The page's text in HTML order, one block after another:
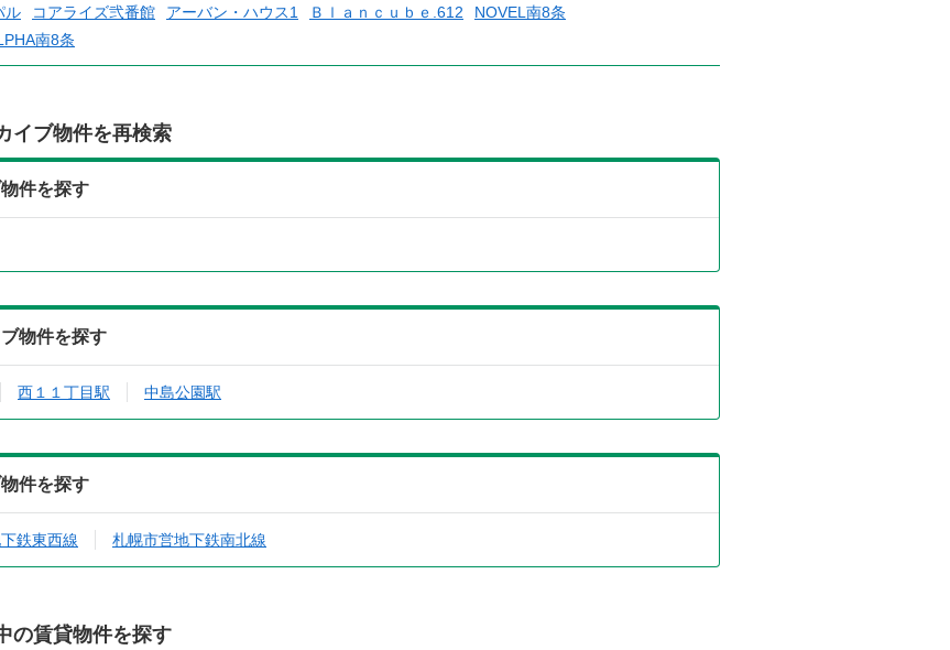
ル コアライズ弐番館 アーバン・ハウス1 Ｂｌａｎｃｕｂｅ.612
NOVEL南8条
南8条
イブ物件を再検索
件を探す
物件を探す
西１１丁目駅 中島公園駅
件を探す
鉄東西線 札幌市営地下鉄南北線
の賃貸物件を探す